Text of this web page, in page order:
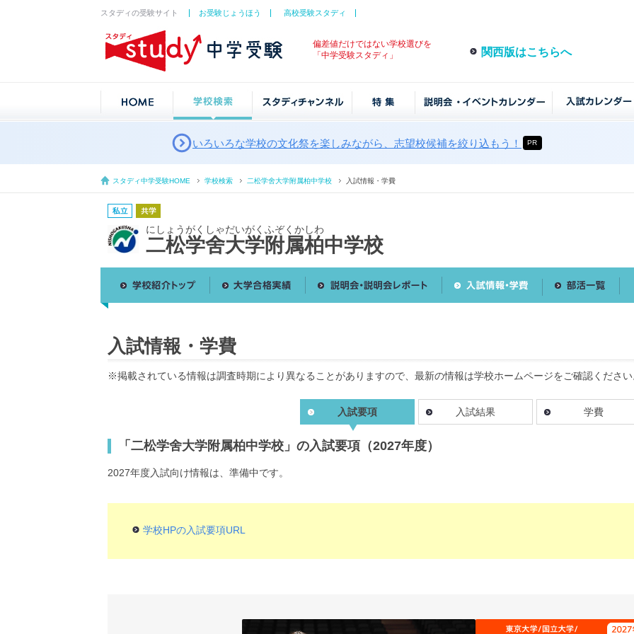
スタディの受験サイト お受験じょうほう 高校受験スタディ
偏差値だけではない学校選びを
「中学受験スタディ」
関西版はこちらへ
いろいろな学校の文化祭を楽しみながら、志望校候補を絞り込もう！ PR
スタディ中学受験HOME 学校検索 二松学舍大学附属柏中学校 入試情報・学費
にしょうがくしゃだいがくふぞくかしわ
二松学舍大学附属柏中学校
入試情報・学費
※掲載されている情報は調査時期により異なることがありますので、最新の情報は学校ホームページをご確認くださ
入試要項 入試結果 学費
「二松学舍大学附属柏中学校」の入試要項（2027年度）
2027年度入試向け情報は、準備中です。
学校HPの入試要項URL